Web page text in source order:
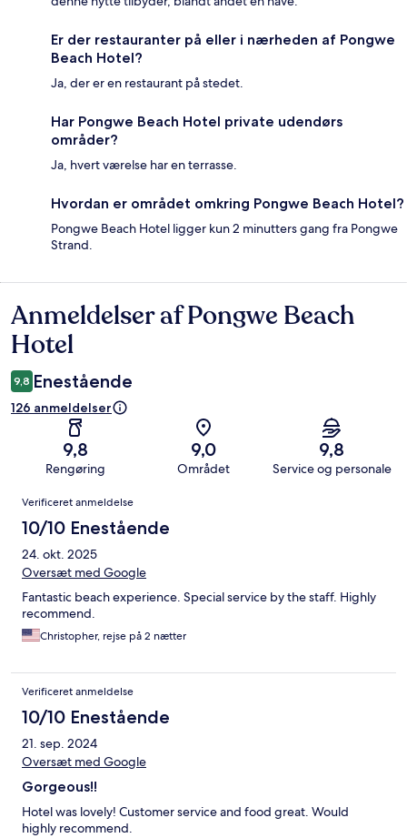
Er der restauranter på eller i nærheden af Pongwe
Beach Hotel?
Ja, der er en restaurant på stedet.
Har Pongwe Beach Hotel private udendørs
områder?
Ja, hvert værelse har en terrasse.
Hvordan er området omkring Pongwe Beach Hotel?
Pongwe Beach Hotel ligger kun 2 minutters gang fra Pongwe
Strand.
Anmeldelser
Anmeldelser af Pongwe Beach
Hotel
9,8 Enestående
126 anmeldelser
9,8
Rengøring
9,0
Området
9,8
Service og personale
Anmeldelser
Verificeret anmeldelse
10/10 Enestående
24. okt. 2025
Oversæt med Google
Fantastic beach experience. Special service by the staff. Highly
recommend.
Christopher, rejse på 2 nætter
Verificeret anmeldelse
10/10 Enestående
21. sep. 2024
Oversæt med Google
Gorgeous!!
Hotel was lovely! Customer service and food great. Would
highly recommend.